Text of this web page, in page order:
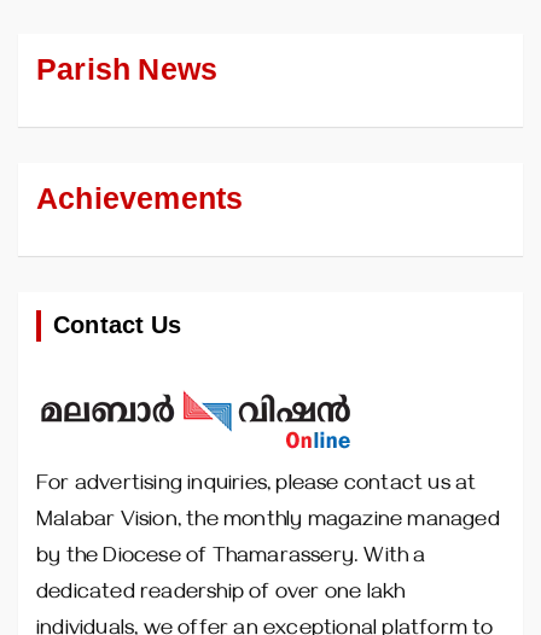
Parish News
Achievements
Contact Us
For advertising inquiries, please contact us at
Malabar Vision, the monthly magazine managed
by the Diocese of Thamarassery. With a
dedicated readership of over one lakh